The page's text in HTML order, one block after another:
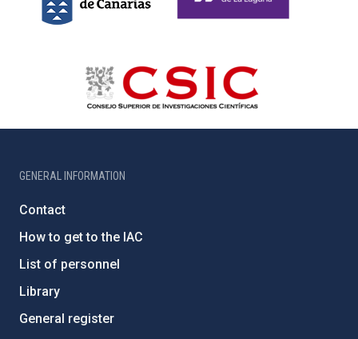
GENERAL INFORMATION
Contact
How to get to the IAC
List of personnel
Library
General register